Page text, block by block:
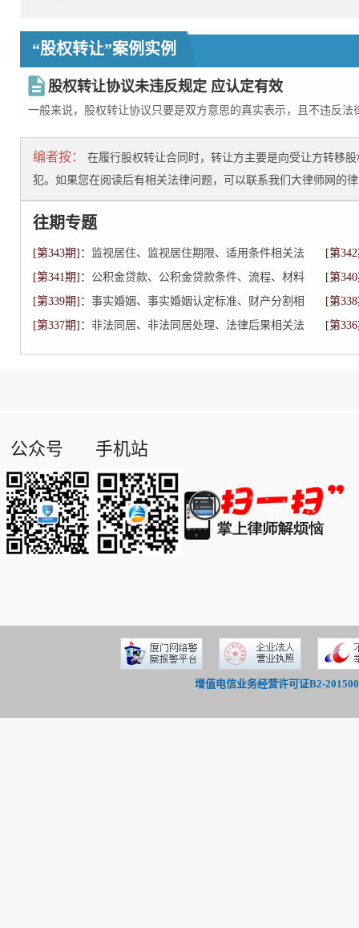
“股权转让”案例实例
股权转让协议未违反规定 应认定有效
一般来说，股权转让协议只要是双方意思的真实表示，且不违反
编者按：
在履行股权转让合同时，转让方主要是向受让方转移
犯。如果您在阅读后有相关法律问题，可以联系我们大律师网的
往期专题
[第343期]： 监视居住、监视居住期限、适用条件相关法
律内容
[第
[第341期]： 公积金贷款、公积金贷款条件、流程、材料
相关法律内容
[第
[第339期]： 事实婚姻、事实婚姻认定标准、财产分割相
关法律内容
[第
[第337期]： 非法同居、非法同居处理、法律后果相关法
[第
公众号 手机站
增值电信业务经营许可证B2-